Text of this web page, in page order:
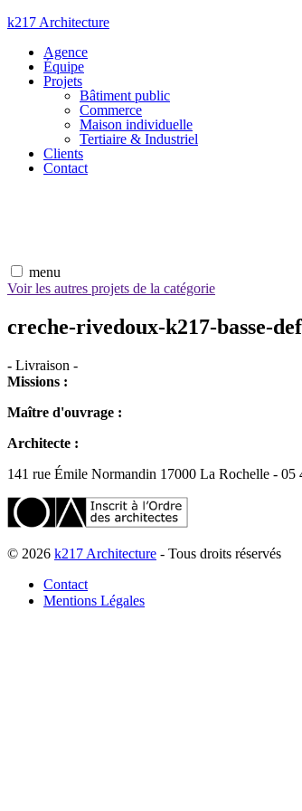
Aller
contenu
k217 Architecture
Agence
Équipe
Projets
Bâtiment public
Commerce
Maison individuelle
Tertiaire & Industriel
Clients
Contact
menu
Voir les autres projets de la catégorie
creche-rivedoux-k217-basse-
- Livraison -
Missions :
Maître d'ouvrage :
Architecte :
141 rue Émile Normandin 17000 La Rochelle - 05
© 2026 k217 Architecture - Tous droits réservés
Contact
Mentions Légales